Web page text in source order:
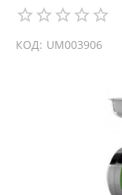
КОД: UM003906